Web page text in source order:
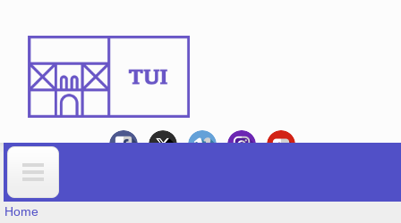
Search form
YOU ARE HERE
Home